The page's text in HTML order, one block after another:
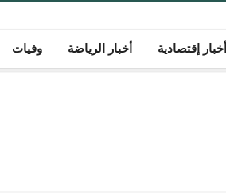
أخبار إقتصادية أخبار الرياضة وفيات